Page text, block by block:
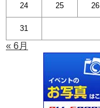
24 25 26
31
« 6月